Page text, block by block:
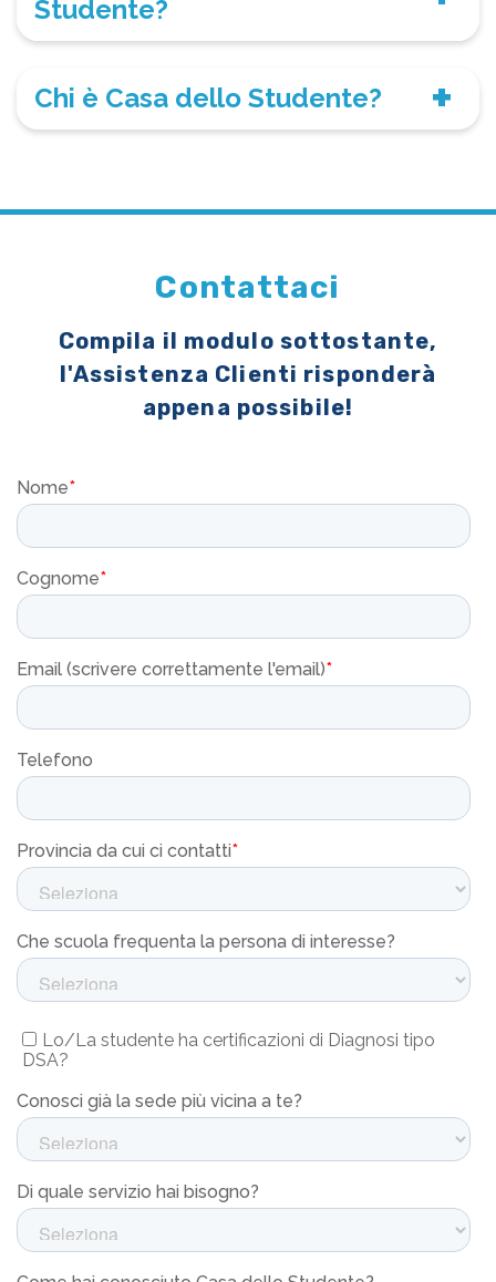
Studente?
Chi è Casa dello Studente?
Contattaci
Compila il modulo sottostante,
l'Assistenza Clienti risponderà
appena possibile!